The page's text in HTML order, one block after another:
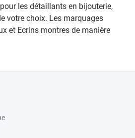
les détaillants en bijouterie,
votre choix. Les marquages
et Ecrins montres de manière